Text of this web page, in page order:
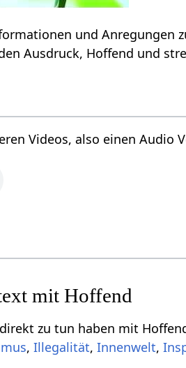
behandelt hier das Wort,
, ,Innenwelt,